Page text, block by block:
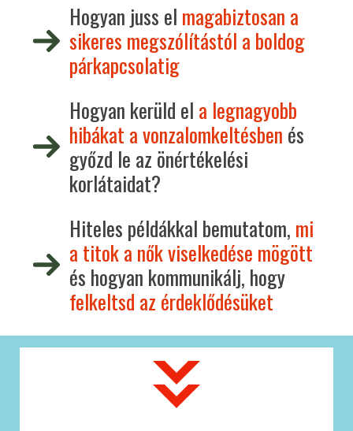
Hogyan juss el magabiztosan a
sikeres megszólítástól a boldog
párkapcsolatig
Hogyan kerüld el a legnagyobb
hibákat a vonzalomkeltésben és
győzd le az önértékelési
korlátaidat?
Hiteles példákkal bemutatom, mi
a titok a nők viselkedése mögött
és hogyan kommunikálj, hogy
felkeltsd az érdeklődésüket